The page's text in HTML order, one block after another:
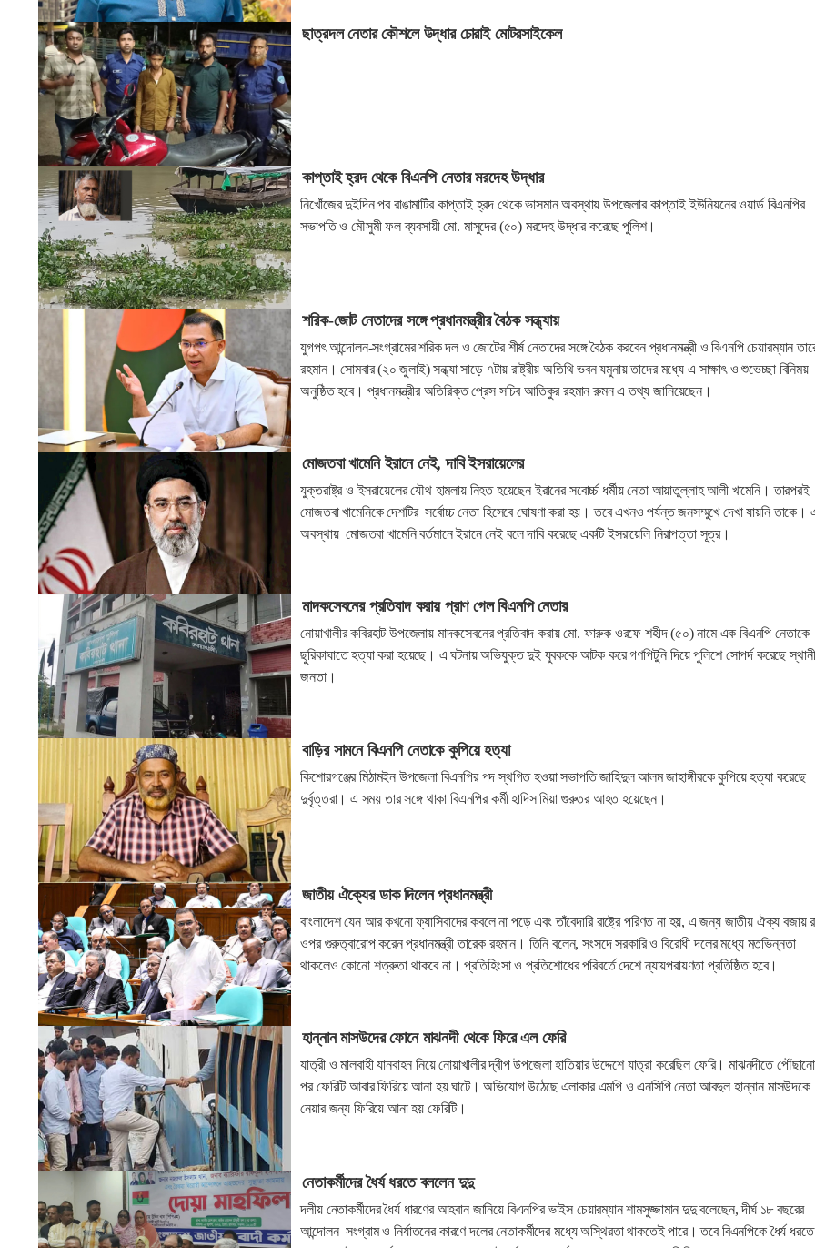
ছাত্রদল নেতার কৌশলে উদ্ধার চোরাই মোটরসাইকেল
কাপ্তাই হ্রদ থেকে বিএনপি নেতার মরদেহ উদ্ধার
নিখোঁজের দুইদিন পর রাঙামাটির কাপ্তাই হ্রদ থেকে ভাসমান অবস্থায় উপজেলার কাপ্তাই ইউনিয়নের ওয়ার্ড বিএনপির
সভাপতি ও মৌসুমী ফল ব্যবসায়ী মো. মাসুদের (৫০) মরদেহ উদ্ধার করেছে পুলিশ।
শরিক-জোট নেতাদের সঙ্গে প্রধানমন্ত্রীর বৈঠক সন্ধ্যায়
যুগপৎ আন্দোলন-সংগ্রামের শরিক দল ও জোটের শীর্ষ নেতাদের সঙ্গে বৈঠক করবেন প্রধানমন্ত্রী ও বিএনপি চেয়ারম্যান
রহমান। সোমবার (২০ জুলাই) সন্ধ্যা সাড়ে ৭টায় রাষ্ট্রীয় অতিথি ভবন যমুনায় তাদের মধ্যে এ সাক্ষাৎ ও শুভেচ্ছা বিনিময়
অনুষ্ঠিত হবে। প্রধানমন্ত্রীর অতিরিক্ত প্রেস সচিব আতিকুর রহমান রুমন এ তথ্য জানিয়েছেন।
মোজতবা খামেনি ইরানে নেই, দাবি ইসরায়েলের
যুক্তরাষ্ট্র ও ইসরায়েলের যৌথ হামলায় নিহত হয়েছেন ইরানের সবোর্চ্চ ধর্মীয় নেতা আয়াতুল্লাহ আলী খামেনি। তারপরই
মোজতবা খামেনিকে দেশটির সর্বোচ্চ নেতা হিসেবে ঘোষণা করা হয়। তবে এখনও পর্যন্ত জনসম্মুখে দেখা যায়নি তাকে।
অবস্থায় মোজতবা খামেনি বর্তমানে ইরানে নেই বলে দাবি করেছে একটি ইসরায়েলি নিরাপত্তা সূত্র।
মাদকসেবনের প্রতিবাদ করায় প্রাণ গেল বিএনপি নেতার
নোয়াখালীর কবিরহাট উপজেলায় মাদকসেবনের প্রতিবাদ করায় মো. ফারুক ওরফে শহীদ (৫০) নামে এক বিএনপি নেতাকে
ছুরিকাঘাতে হত্যা করা হয়েছে। এ ঘটনায় অভিযুক্ত দুই যুবককে আটক করে গণপিটুনি দিয়ে পুলিশে সোপর্দ করেছে
জনতা।
বাড়ির সামনে বিএনপি নেতাকে কুপিয়ে হত্যা
কিশোরগঞ্জের মিঠামইন উপজেলা বিএনপির পদ স্থগিত হওয়া সভাপতি জাহিদুল আলম জাহাঙ্গীরকে কুপিয়ে হত্যা করেছে
দুর্বৃত্তরা। এ সময় তার সঙ্গে থাকা বিএনপির কর্মী হাদিস মিয়া গুরুতর আহত হয়েছেন।
জাতীয় ঐক্যের ডাক দিলেন প্রধানমন্ত্রী
বাংলাদেশ যেন আর কখনো ফ্যাসিবাদের কবলে না পড়ে এবং তাঁবেদারি রাষ্ট্রে পরিণত না হয়, এ জন্য জাতীয় ঐক্য বজায়
ওপর গুরুত্বারোপ করেন প্রধানমন্ত্রী তারেক রহমান। তিনি বলেন, সংসদে সরকারি ও বিরোধী দলের মধ্যে মতভিন্নতা
থাকলেও কোনো শত্রুতা থাকবে না। প্রতিহিংসা ও প্রতিশোধের পরিবর্তে দেশে ন্যায়পরায়ণতা প্রতিষ্ঠিত হবে।
হান্নান মাসউদের ফোনে মাঝনদী থেকে ফিরে এল ফেরি
যাত্রী ও মালবাহী যানবাহন নিয়ে নোয়াখালীর দ্বীপ উপজেলা হাতিয়ার উদ্দেশে যাত্রা করেছিল ফেরি। মাঝনদীতে
পর ফেরিটি আবার ফিরিয়ে আনা হয় ঘাটে। অভিযোগ উঠেছে এলাকার এমপি ও এনসিপি নেতা আবদুল হান্নান মাসউদকে
নেয়ার জন্য ফিরিয়ে আনা হয় ফেরিটি।
নেতাকর্মীদের ধৈর্য ধরতে বললেন দুদু
দলীয় নেতাকর্মীদের ধৈর্য ধারণের আহবান জানিয়ে বিএনপির ভাইস চেয়ারম্যান শামসুজ্জামান দুদু বলেছেন, দীর্ঘ ১৮ বছরের
আন্দোলন–সংগ্রাম ও নির্যাতনের কারণে দলের নেতাকর্মীদের মধ্যে অস্থিরতা থাকতেই পারে। তবে বিএনপিকে ধৈর্য ধরতে